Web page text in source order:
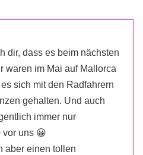
dir, dass es beim nächsten
waren im Mai auf Mallorca
sich mit den Radfahrern
gehalten. Und auch
immer nur
vor uns 😀
aber einen tollen